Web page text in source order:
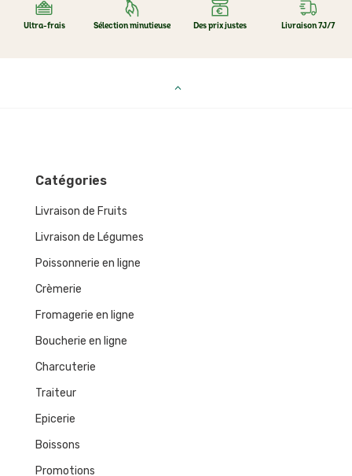
Ultra-frais Sélection minutieuse Des prix justes Livraison 7J/7
Catégories
Livraison de Fruits
Livraison de Légumes
Poissonnerie en ligne
Crèmerie
Fromagerie en ligne
Boucherie en ligne
Charcuterie
Traiteur
Epicerie
Boissons
Promotions